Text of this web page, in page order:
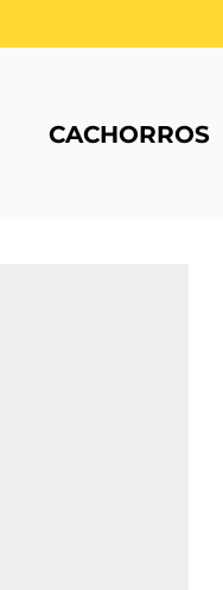
CACHORROS